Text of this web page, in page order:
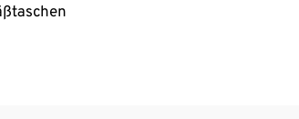
Tragekomfort